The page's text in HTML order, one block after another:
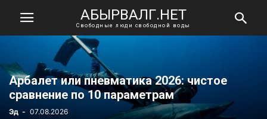
АБЫРВАЛГ.НЕТ
Свободные люди свободной воды
Арбалет или пневматика 2026: чистое
сравнение по 10 параметрам
Эд - 07.08.2026